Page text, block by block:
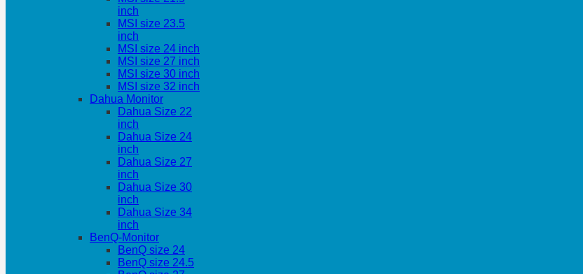
inch
MSI size 23.5
inch
MSI size 24 inch
MSI size 27 inch
MSI size 30 inch
MSI size 32 inch
Dahua Monitor
Dahua Size 22
inch
Dahua Size 24
inch
Dahua Size 27
inch
Dahua Size 30
inch
Dahua Size 34
inch
BenQ-Monitor
BenQ size 24
BenQ size 24.5